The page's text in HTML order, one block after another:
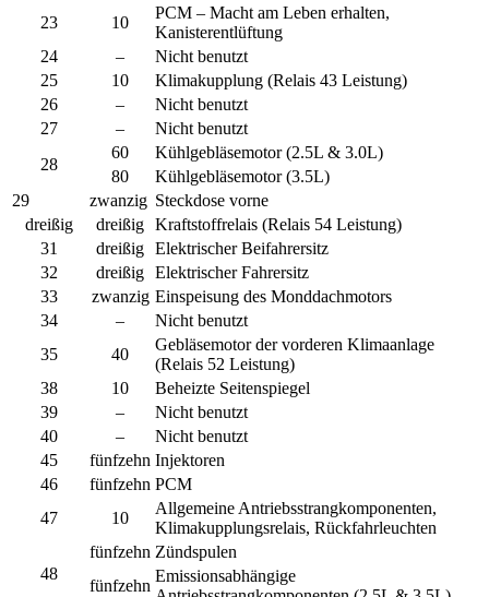
23
10
PCM – Macht am Leben erhalten,
Kanisterentlüftung
24
–
Nicht benutzt
25
10
Klimakupplung (Relais 43 Leistung)
26
–
Nicht benutzt
27
–
Nicht benutzt
28
60
Kühlgebläsemotor (2.5L & 3.0L)
80
Kühlgebläsemotor (3.5L)
29
zwanzig Steckdose vorne
dreißig
dreißig Kraftstoffrelais (Relais 54 Leistung)
31
dreißig Elektrischer Beifahrersitz
32
dreißig Elektrischer Fahrersitz
33
zwanzig Einspeisung des Monddachmotors
34
–
Nicht benutzt
35
40
Gebläsemotor der vorderen Klimaanlage
(Relais 52 Leistung)
38
10
Beheizte Seitenspiegel
39
–
Nicht benutzt
40
–
Nicht benutzt
45
fünfzehn Injektoren
46
fünfzehn PCM
47
10
Allgemeine Antriebsstrangkomponenten,
Klimakupplungsrelais, Rückfahrleuchten
48
fünfzehn Zündspulen
fünfzehn
Emissionsabhängige